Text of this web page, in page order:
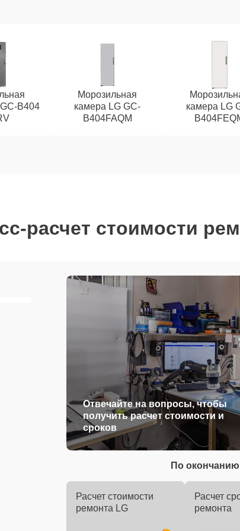
B404
Морозильная
камера LG GC-
B404FAQM
камера LG
расчет стоимости
Отвечайте на вопросы, чтобы
получить расчет стоимости и
сроков
По окончанию
Расчет стоимости
ремонта LG
Расчет
ремонта